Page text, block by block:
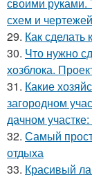
схем и чертежей
29. Как сделать
30. Что нужно
хозблока.
31. Какие
загородном
дачном
32. Самый
отдыха
33. Красивый